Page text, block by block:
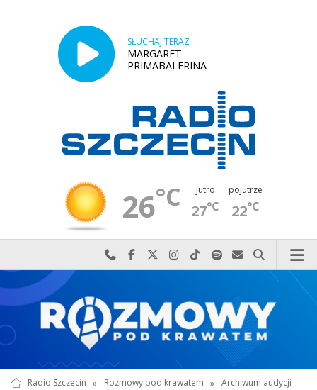
SŁUCHAJ TERAZ
MARGARET -
PRIMABALERINA
26°C jutro
27°C
pojutrze
22°C
Najlepiej po prostu do nas zadzwoń
Odwiedź nas na Facebook-u
Odwiedź nas na X
Odwiedź nas na Instagram-ie
Odwiedź nas na TikTok-u
Szukaj nas na Spotify
Wyślij do nas
Szukaj
Radio Szczecin » Rozmowy pod krawatem » Archiwum audycji